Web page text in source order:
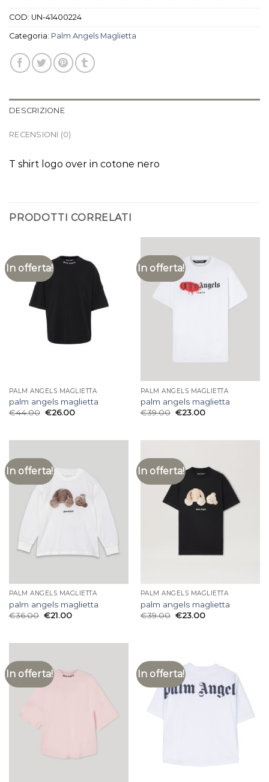
COD: UN-41400224
Categoria: Palm Angels Maglietta
DESCRIZIONE
RECENSIONI (0)
T shirt logo over in cotone nero
PRODOTTI CORRELATI
In offerta!
PALM ANGELS MAGLIETTA
palm angels maglietta
€44.00 €26.00
In offerta!
PALM ANGELS MAGLIETTA
palm angels maglietta
€39.00 €23.00
In offerta!
PALM ANGELS MAGLIETTA
palm angels maglietta
€36.00 €21.00
In offerta!
PALM ANGELS MAGLIETTA
palm angels maglietta
€39.00 €23.00
In offerta! In offerta!